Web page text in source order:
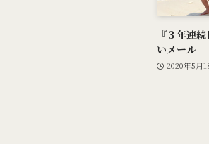
『３年連
いメール
2020年5月